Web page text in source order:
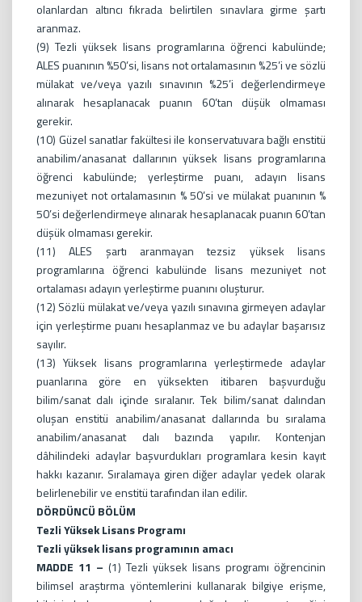
olanlardan altıncı fıkrada belirtilen sınavlara girme şartı
aranmaz.
(9) Tezli yüksek lisans programlarına öğrenci kabulünde;
ALES puanının %50’si, lisans not ortalamasının %25’i ve sözlü
mülakat ve/veya yazılı sınavının %25’i değerlendirmeye
alınarak hesaplanacak puanın 60’tan düşük olmaması
gerekir.
(10) Güzel sanatlar fakültesi ile konservatuvara bağlı enstitü
anabilim/anasanat dallarının yüksek lisans programlarına
öğrenci kabulünde; yerleştirme puanı, adayın lisans
mezuniyet not ortalamasının % 50’si ve mülakat puanının %
50’si değerlendirmeye alınarak hesaplanacak puanın 60’tan
düşük olmaması gerekir.
(11) ALES şartı aranmayan tezsiz yüksek lisans
programlarına öğrenci kabulünde lisans mezuniyet not
ortalaması adayın yerleştirme puanını oluşturur.
(12) Sözlü mülakat ve/veya yazılı sınavına girmeyen adaylar
için yerleştirme puanı hesaplanmaz ve bu adaylar başarısız
sayılır.
(13) Yüksek lisans programlarına yerleştirmede adaylar
puanlarına göre en yüksekten itibaren başvurduğu
bilim/sanat dalı içinde sıralanır. Tek bilim/sanat dalından
oluşan enstitü anabilim/anasanat dallarında bu sıralama
anabilim/anasanat dalı bazında yapılır. Kontenjan
dâhilindeki adaylar başvurdukları programlara kesin kayıt
hakkı kazanır. Sıralamaya giren diğer adaylar yedek olarak
belirlenebilir ve enstitü tarafından ilan edilir.
DÖRDÜNCÜ BÖLÜM
Tezli Yüksek Lisans Programı
Tezli yüksek lisans programının amacı
MADDE 11 – (1) Tezli yüksek lisans programı öğrencinin
bilimsel araştırma yöntemlerini kullanarak bilgiye erişme,